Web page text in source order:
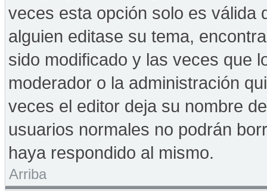
veces esta opción solo es válida
alguien editase su tema,
sido modificado y las veces que
moderador o la administración
veces el editor deja su nombre
usuarios normales no podrán
haya respondido al mismo.
Arriba